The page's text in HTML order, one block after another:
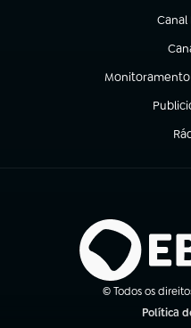
Canal
(abre
Monitoramento
(abre em nova
(abre
© Todos os
Política